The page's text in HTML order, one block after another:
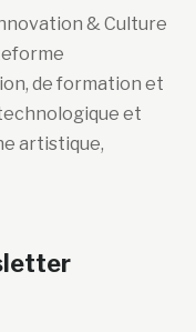
& Culture
de formation et
et
artistique,